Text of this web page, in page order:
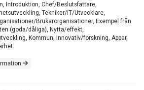
Introduktion, Chef/Beslutsfattare,
Tekniker/IT/Utvecklare,
Brukarorganisationer, Exempel från
(goda/dåliga), Nytta/effekt,
Kommun, Innovativ/forskning, Appar,